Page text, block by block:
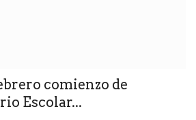
comienzo de
Escolar...